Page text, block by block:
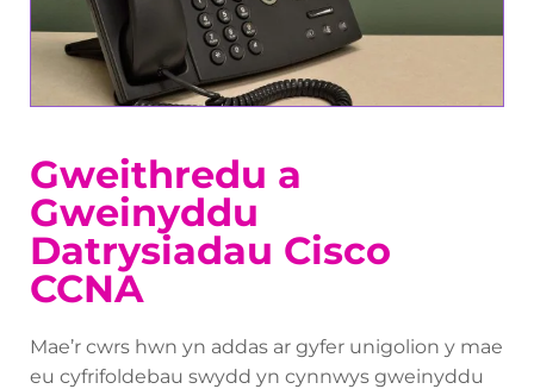
Gweithredu a
Gweinyddu
Datrysiadau Cisco
CCNA
Mae’r cwrs hwn yn addas ar gyfer unigolion y mae
eu cyfrifoldebau swydd yn cynnwys gweinyddu